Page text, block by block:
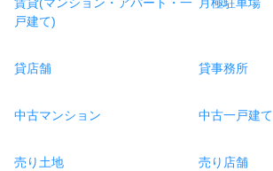
戸建て)
貸店舗 貸事務所
中古マンション 中古一戸建て
売り土地 売り店舗